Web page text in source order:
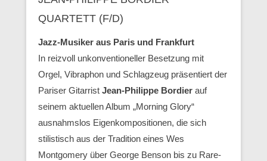
QUARTETT (F/D)
Jazz-Musiker aus Paris und Frankfurt
In reizvoll unkonventioneller Besetzung mit
Orgel, Vibraphon und Schlagzeug präsentiert der
Pariser Gitarrist Jean-Philippe Bordier auf
seinem aktuellen Album „Morning Glory“
ausnahmslos Eigenkompositionen, die sich
stilistisch aus der Tradition eines Wes
Montgomery über George Benson bis zu Rare-